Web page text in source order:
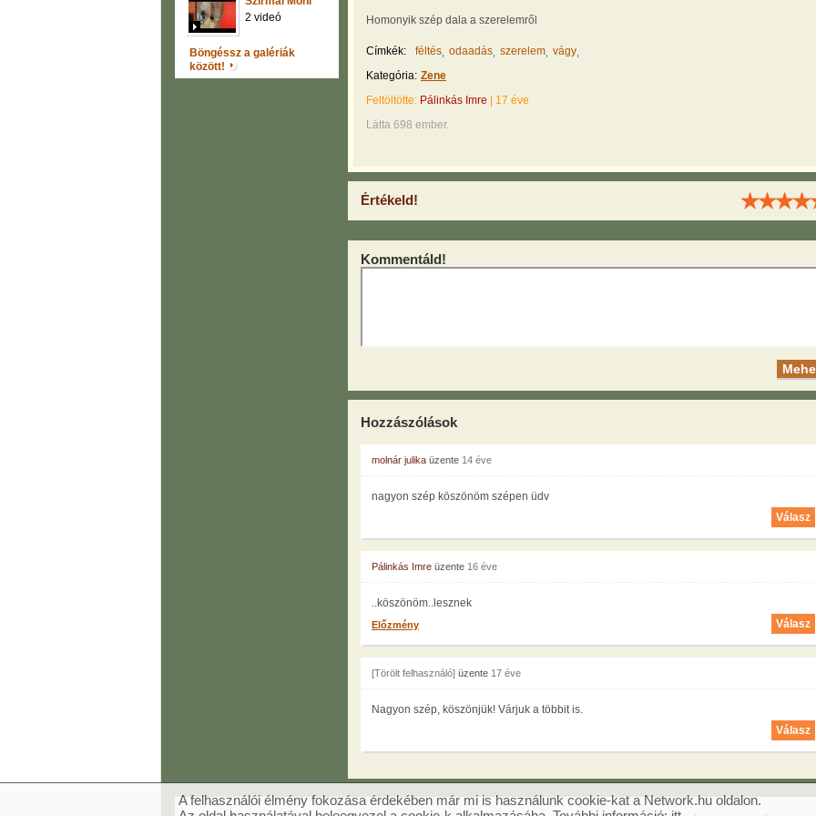
2 videó
Böngéssz a galériák
között!
Homonyik szép dala a szerelemről
Címkék: féltés odaadás szerelem vágy
Kategória: Zene
Feltöltötte: Pálinkás Imre
17 éve
Látta 698 ember.
Értékeld!
Kommentáld!
Hozzászólások
molnár julika üzente 14 éve
nagyon szép köszönöm szépen üdv
Válasz
Pálinkás Imre üzente 16 éve
..köszönöm..lesznek
Előzmény Válasz
[Törölt felhasználó] üzente 17 éve
Nagyon szép, köszönjük! Várjuk a többit is.
Válasz
A felhasználói élmény fokozása érdekében már mi is használunk cookie-kat a Network.hu oldalon.